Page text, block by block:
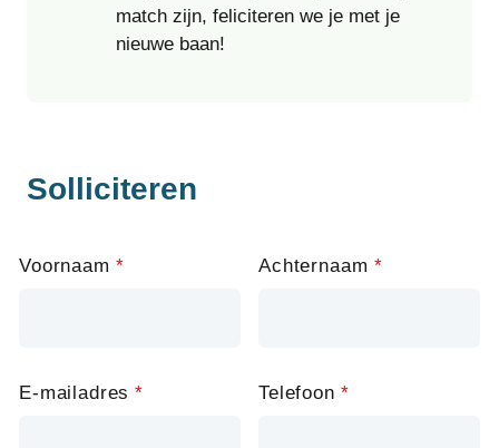
match zijn, feliciteren we je met je
nieuwe baan!
Solliciteren
this
Voornaam Achternaam
E-mailadres Telefoon